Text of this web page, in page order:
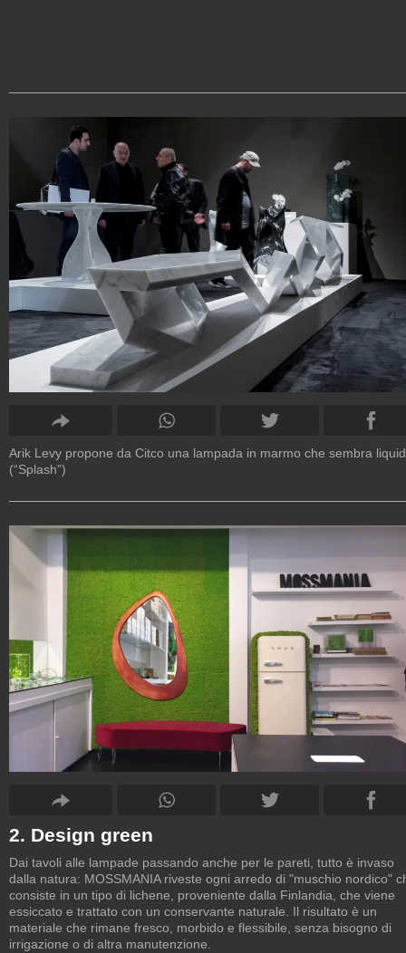
Arik Levy propone da Citco una lampada in marmo che sembra
(“Splash”)
2. Design green
Dai tavoli alle lampade passando anche per le pareti, tutto è invaso
dalla natura: MOSSMANIA riveste ogni arredo di "muschio nordico"
consiste in un tipo di lichene, proveniente dalla Finlandia, che viene
essiccato e trattato con un conservante naturale. Il risultato è un
materiale che rimane fresco, morbido e flessibile, senza bisogno di
irrigazione o di altra manutenzione.